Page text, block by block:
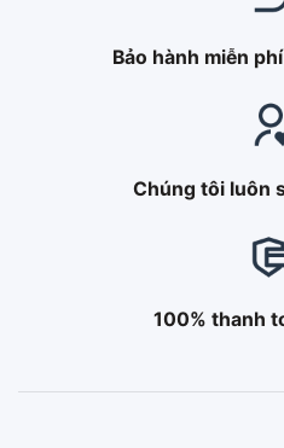
Bảo hành miễn
Chúng tôi luôn
100% thanh